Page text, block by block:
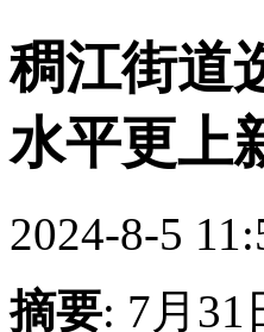
稠江街道
水平更上
2024-8-5
摘要: 7月